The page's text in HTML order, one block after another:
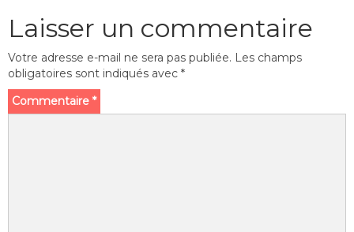
Laisser un commentaire
Votre adresse e-mail ne sera pas publiée. Les champs
obligatoires sont indiqués avec *
Commentaire *